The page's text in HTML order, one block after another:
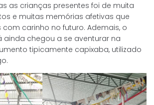
as crianças presentes foi de muita
e muitas memórias afetivas que
carinho no futuro. Ademais, o
ainda chegou a se aventurar na
tipicamente capixaba, utilizado